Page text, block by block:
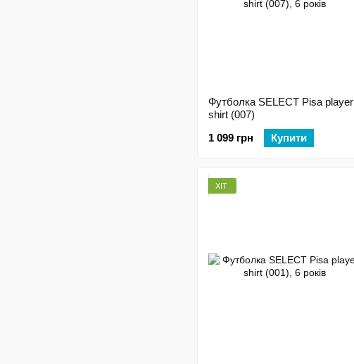
Футболка SELECT Pisa player
shirt (007)
1 099 грн
Купити
ХІТ